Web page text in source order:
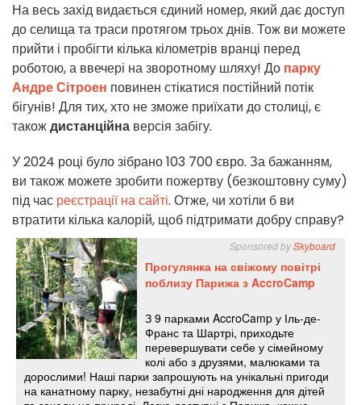
На весь захід видається єдиний номер, який дає доступ
до селища та траси протягом трьох днів. Тож ви можете
прийти і пробігти кілька кілометрів вранці перед
роботою, а ввечері на зворотному шляху! До парку
Андре Сітроен повинен стікатися постійний потік
бігунів! Для тих, хто не зможе приїхати до столиці, є
такождистанційна версія забігу.
У 2024 році було зібрано103 700євро. За бажанням,
ви також можете зробити пожертву (безкоштовну суму)
під час реєстрації на сайті. Отже, чи хотіли б ви
втратити кілька калорій, щоб підтримати добру справу?